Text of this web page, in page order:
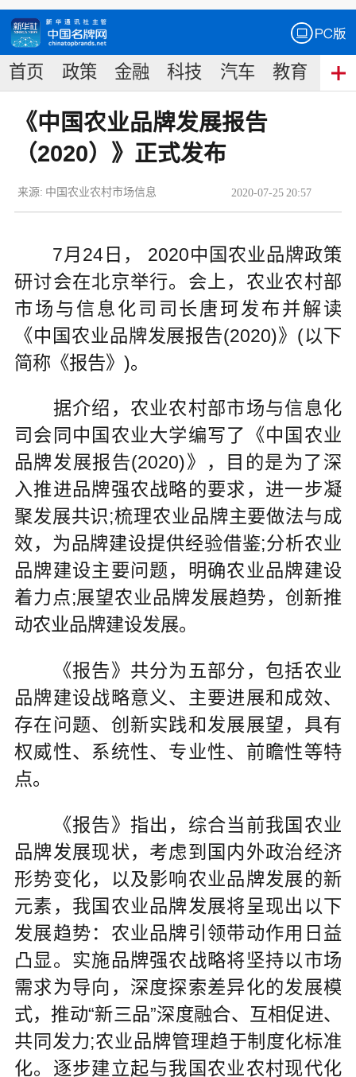
首页 政策 金融 科技 汽车 教育 食
《中国农业品牌发展报告
（2020）》正式发布
2020-07-25 20:57
来源: 中国农业农村市场信息
7月24日， 2020中国农业品牌政策
研讨会在北京举行。会上，农业农村部
市场与信息化司司长唐珂发布并解读
《中国农业品牌发展报告(2020)》(以下
简称《报告》)。
据介绍，农业农村部市场与信息化
司会同中国农业大学编写了《中国农业
品牌发展报告(2020)》，目的是为了深
入推进品牌强农战略的要求，进一步凝
聚发展共识;梳理农业品牌主要做法与成
效，为品牌建设提供经验借鉴;分析农业
品牌建设主要问题，明确农业品牌建设
着力点;展望农业品牌发展趋势，创新推
动农业品牌建设发展。
《报告》共分为五部分，包括农业
品牌建设战略意义、主要进展和成效、
存在问题、创新实践和发展展望，具有
权威性、系统性、专业性、前瞻性等特
点。
《报告》指出，综合当前我国农业
品牌发展现状，考虑到国内外政治经济
形势变化，以及影响农业品牌发展的新
元素，我国农业品牌发展将呈现出以下
发展趋势：农业品牌引领带动作用日益
凸显。实施品牌强农战略将坚持以市场
需求为导向，深度探索差异化的发展模
式，推动“新三品”深度融合、互相促进、
共同发力;农业品牌管理趋于制度化标准
化。逐步建立起与我国农业农村现代化